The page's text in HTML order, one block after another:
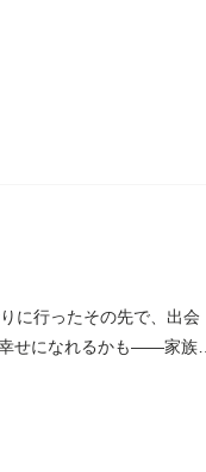
に行ったその先で、出会
せになれるかも――家族愛